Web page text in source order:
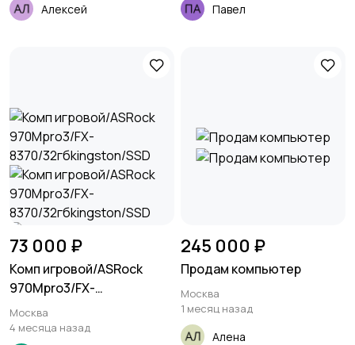
Алексей Павел
73 000 ₽
Комп игровой/ASRock
970Mpro3/FX-
8370/32гбkingston/SSD
Москва
4 месяца назад
245 000 ₽
Продам компьютер
Москва
1 месяц назад
Алена